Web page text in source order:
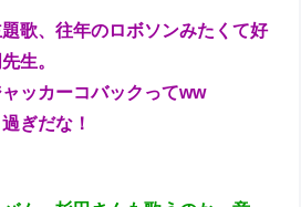
歌、往年のロボソンみたくて好
生。
ッカーコバックってww
ぎだな！